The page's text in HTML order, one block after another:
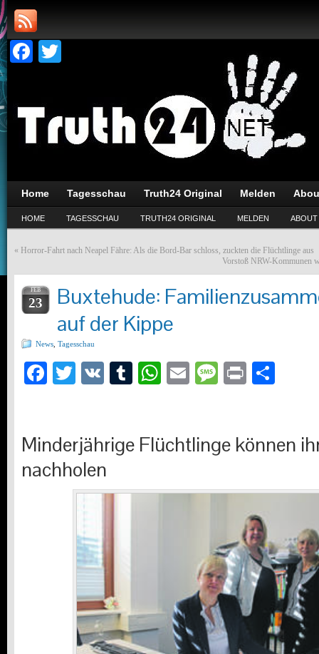
Facebook
Home Tagesschau Truth24 Original Melden
HOME TAGESSCHAU TRUTH24 ORIGINAL MELDEN ABOUT
« Horror-Fahrt nach Neapel Fähre: Als die Bord-Bar schloss, zuckten die Flüchtlinge aus
Vorstoß NRW-Kommunen
FEB
23
Buxtehude:
auf der Kippe
News Tagesschau
Facebook
Twitter
VK Tumblr
WhatsApp
EmailMessage
Print
Minderjährige Flüchtlinge können
nachholen